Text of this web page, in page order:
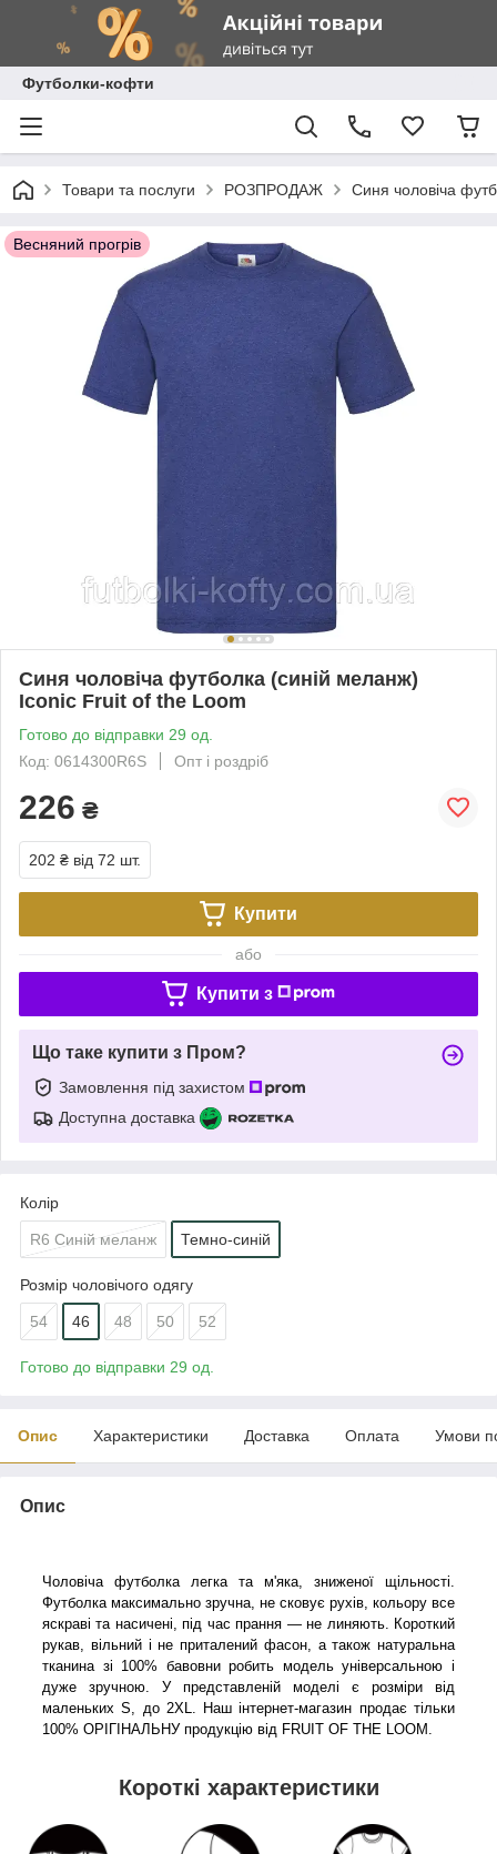
Футболки-кофти
Товари та послуги РОЗПРОДАЖ Синя чоловіча
Весняний прогрів
Синя чоловіча футболка (синій меланж)
Iconic Fruit of the Loom
Готово до відправки 29 од.
Код: 0614300R6S
Опт і роздріб
226 ₴
202 ₴ від 72 шт.
Купити
або
Купити з
Що таке купити з Пром?
Замовлення під захистом
Доступна доставка
Колір
R6 Синій меланж Темно-синій
Розмір чоловічого одягу
54 46 48 50 52
Готово до відправки 29 од.
Опис Характеристики Доставка Оплата Умови
Опис
Чоловіча футболка легка та м'яка, зниженої щільності.
Футболка максимально зручна, не сковує рухів, кольору все
яскраві та насичені, під час прання — не линяють. Короткий
рукав, вільний і не приталений фасон, а також натуральна
тканина зі 100% бавовни робить модель універсальною і
дуже зручною. У представленій моделі є розміри від
маленьких S, до 2XL. Наш інтернет-магазин продає тільки
100% ОРІГІНАЛЬНУ продукцію від FRUIT OF THE LOOM.
Короткі характеристики